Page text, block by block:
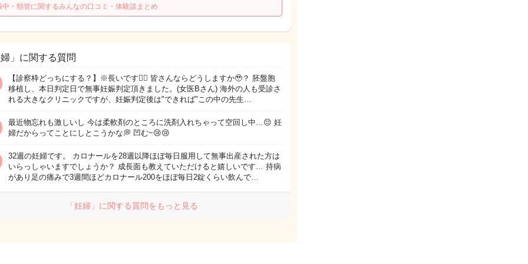
中・頸管に関するみんなの口コミ・体験談まとめ
」に関する質問
【診察枠どっちにする？】※長いです🙇‍♀️ 皆さんならどうしますか🥹？ 胚盤胞
移植し、本日判定日で無事妊娠判定頂きました。(女医Bさん) 海外の人も受診さ
れる大きなクリニックですが、妊娠判定後は"できれば"この中の先生…
最近物忘れも激しいし 今は柔軟剤のところに洗剤入れちゃって空回し中…😔 妊
婦だからってことにしとこうかな💭 凹む~😢😢
32週の妊婦です。 カロナールを28週以降ほぼ毎日服用して無事出産された方は
いらっしゃいますでしょうか？ 成長面も教えていただけると嬉しいです… 持病
があり足の痛みで3週間ほどカロナール200をほぼ毎日2錠くらい飲んで…
「妊婦」に関する質問をもっと見る